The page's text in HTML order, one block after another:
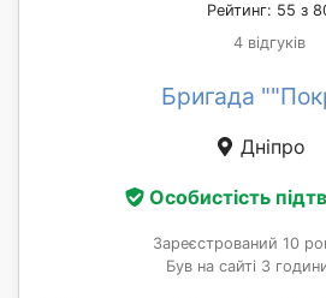
Рейтинг: 55 з
4 відгуків
Бригада
Дніпро
Особистість
Зареєстрований 10
Був на сайті 3